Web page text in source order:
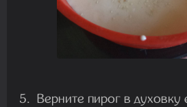
5. Верните пирог в